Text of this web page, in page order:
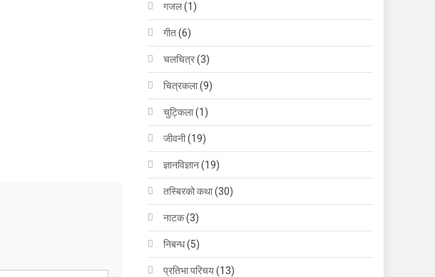
गजल(1)
गीत(6)
चलचित्र(3)
चित्रकला(9)
चुट्किला(1)
जीवनी(19)
ज्ञानविज्ञान(19)
तस्बिरको कथा(30)
नाटक(3)
निबन्ध(5)
प्रतिभा परिचय(13)